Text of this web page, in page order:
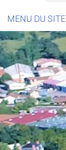
MENU DU SITE